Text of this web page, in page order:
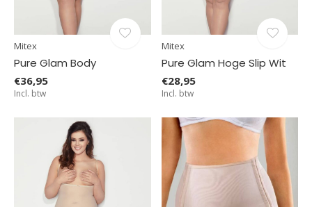
Mitex
Pure Glam Body
€36,95
Incl. btw
Mitex
Pure Glam Hoge Slip Wit
€28,95
Incl. btw